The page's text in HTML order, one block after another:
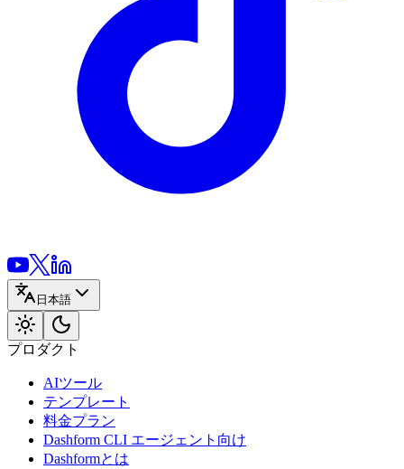
日本語
プロダクト
AIツール
テンプレート
料金プラン
Dashform CLI エージェント向け
Dashformとは